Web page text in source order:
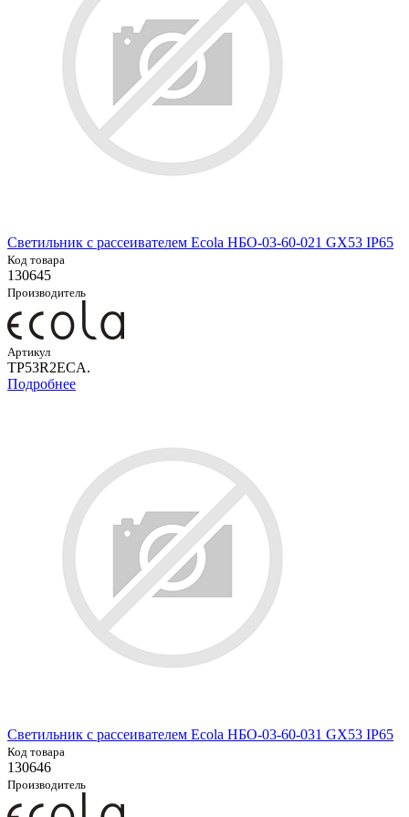
Светильник с рассеивателем Ecola НБО-03-60-021 GX53 IP65
Код товара
130645
Производитель
Артикул
TP53R2ECA.
Подробнее
Светильник с рассеивателем Ecola НБО-03-60-031 GX53 IP65
Код товара
130646
Производитель